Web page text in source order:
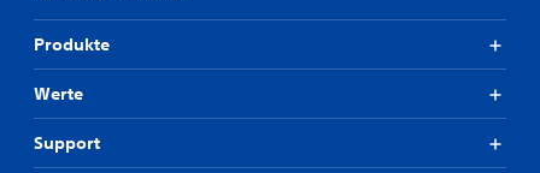
Produkte
Werte
Support